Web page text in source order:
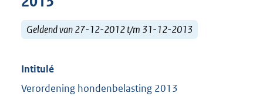
Geldend van 27-12-2012 t/m 31-12-2013
Intitulé
Verordening hondenbelasting 2013